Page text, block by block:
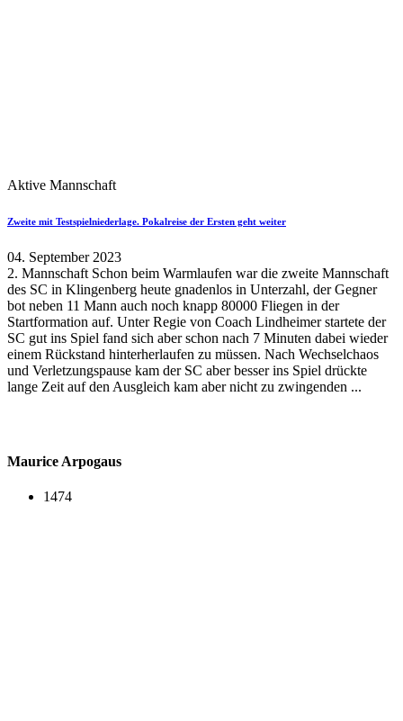
Aktive Mannschaft
Zweite mit Testspielniederlage. Pokalreise der Ersten geht weiter
04. September 2023
2. Mannschaft Schon beim Warmlaufen war die zweite Mannschaft
des SC in Klingenberg heute gnadenlos in Unterzahl, der Gegner
bot neben 11 Mann auch noch knapp 80000 Fliegen in der
Startformation auf. Unter Regie von Coach Lindheimer startete der
SC gut ins Spiel fand sich aber schon nach 7 Minuten dabei wieder
einem Rückstand hinterherlaufen zu müssen. Nach Wechselchaos
und Verletzungspause kam der SC aber besser ins Spiel drückte
lange Zeit auf den Ausgleich kam aber nicht zu zwingenden ...
Maurice Arpogaus
1474